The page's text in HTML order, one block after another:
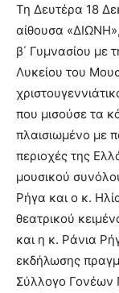
Τη Δευτέρα 18
αίθουσα
β΄ Γυμνασίου με
Λυκείου του
που μισούσε τα
πλαισιωμένο με
περιοχές της
μουσικού
Ρήγα και ο κ.
θεατρικού
και η κ. Ράνια
εκδήλωσης
Σύλλογο Γονέων